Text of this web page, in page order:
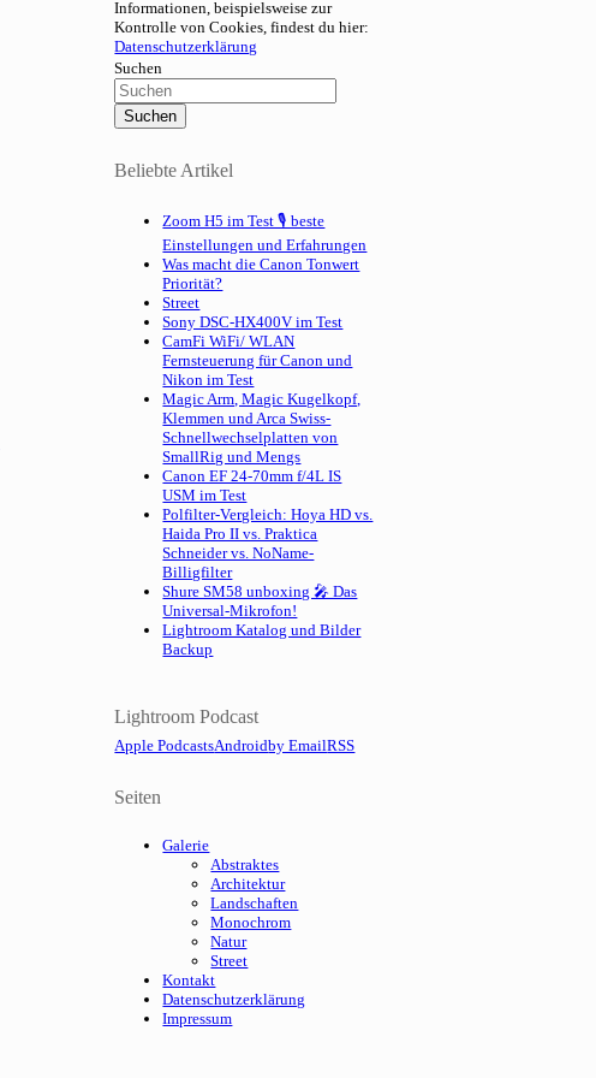
Informationen, beispielsweise zur
Kontrolle von Cookies, findest du hier:
Datenschutzerklärung
Suchen
Beliebte Artikel
Zoom H5 im Test 🎙 beste
Einstellungen und Erfahrungen
Was macht die Canon Tonwert
Priorität?
Street
Sony DSC-HX400V im Test
CamFi WiFi/ WLAN
Fernsteuerung für Canon und
Nikon im Test
Magic Arm, Magic Kugelkopf,
Klemmen und Arca Swiss-
Schnellwechselplatten von
SmallRig und Mengs
Canon EF 24-70mm f/4L IS
USM im Test
Polfilter-Vergleich: Hoya HD vs.
Haida Pro II vs. Praktica
Schneider vs. NoName-
Billigfilter
Shure SM58 unboxing 🎤 Das
Universal-Mikrofon!
Lightroom Katalog und Bilder
Backup
Lightroom Podcast
Apple PodcastsAndroidby EmailRSS
Seiten
Galerie
Abstraktes
Architektur
Landschaften
Monochrom
Natur
Street
Kontakt
Datenschutzerklärung
Impressum